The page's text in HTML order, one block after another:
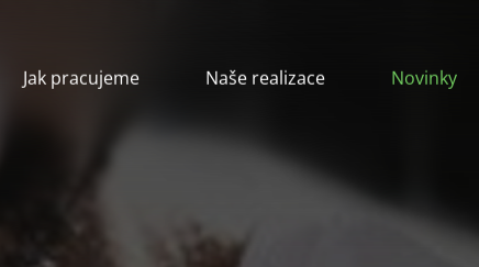
Jak pracujeme Naše realizace Novinky